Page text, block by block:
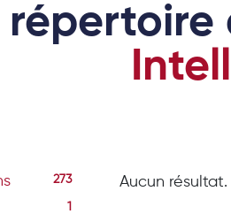
répertoire
273
1
Aucun résultat.